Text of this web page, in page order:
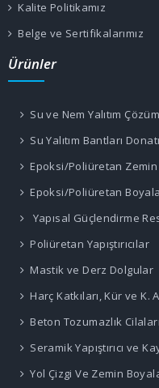
Kalite Politikamız
Belge ve Sertifikalarımız
Ürünler
Su ve Nem Yalıtım
Su Yalıtım Bantları
Epoksi/Poliüretan
Epoksi/Poliüretan
Yapısal Güçlendirme
Poliüretan Yapıştırıcılar
Mastik ve Derz Dolgular
Harç Katkıları, Kür ve K.
Beton Tozumazlık Cilaları
Seramik Yapıştırıcı ve
Yol Çizgi Ve Zemin